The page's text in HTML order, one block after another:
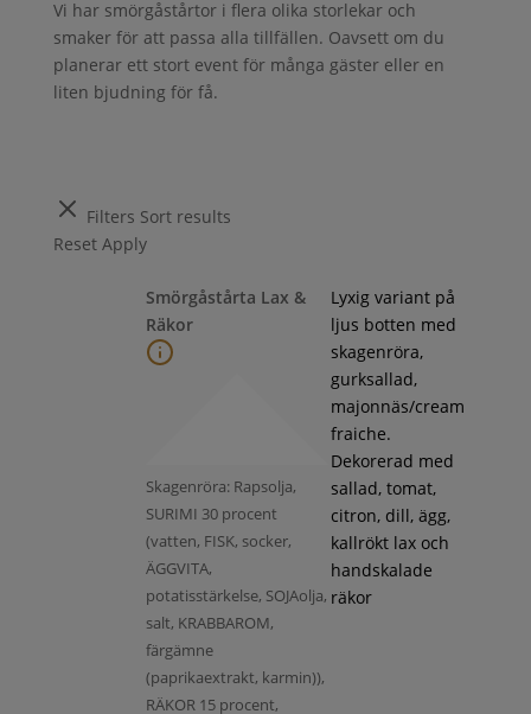
Vi har smörgåstårtor i flera olika storlekar och
smaker för att passa alla tillfällen. Oavsett om du
planerar ett stort event för många gäster eller en
liten bjudning för få.
Filters Sort results
Reset Apply
Smörgåstårta Lax &
Räkor
Skagenröra: Rapsolja,
SURIMI 30 procent
(vatten, FISK, socker,
ÄGGVITA,
potatisstärkelse, SOJAolja,
salt, KRABBAROM,
färgämne
(paprikaextrakt, karmin)),
RÄKOR 15 procent,
Lyxig variant på
ljus botten med
skagenröra,
gurksallad,
majonnäs/cream
fraiche.
Dekorerad med
sallad, tomat,
citron, dill, ägg,
kallrökt lax och
handskalade
räkor